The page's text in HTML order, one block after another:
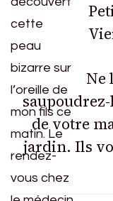
Ne
de votre
jardin. Ils